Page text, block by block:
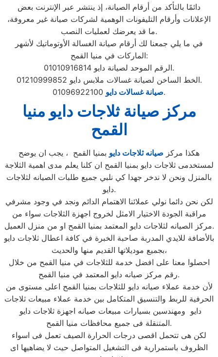
دائمًا بالتأكد من أرقام الصيانة، إذ ينتشر عبر الإنترنت بعض
الإعلانات وأرقام التليفونات الوهمية لشركات صيانة غير معروفة،
ما قد يعرضك لعمليات النصب.
في ما يلي جمعنا لك أرقام صيانة الغسالة الأوتوماتيك لأشهر
الماركات في منيا القمح:
الرقم الموحد لصيانة دايو 01010916814.
الخط الساخن لصيانة غسالات ملابس دايو 01210999852.
صيانة غسالات دايو01096922100.
مركز صيانة ثلاجات دايو منيا
القمح
هكذا مركز صيانه ثلاجات دايو بمنيا القمح ، يجب ان يوضح
لمستخدمى ثلاجات دايو بمنيا القمح ان كلنا يعلم مدى اهمية الثلاجة
بالمنزل ونحن لا ندخر جهدا كي نلبي جميع طلبات الصيانه لثلاجات
دايو.
لكن نحن دائما نولي عملائنا الاهتمام الدائم ونجد في وجود مشرفي
مراقبة الجودة الاختيار الامثل لخروج اجهزة الثلاجات سواء من
مركز الصيانه لثلاجات دايو المعتمد بمنيا القمح او من منزل العميل.
بالأضافة للايدي المدربة صاحبة الخبرة في كافة اعطال ثلاجات دايو
بجميع موديلاتها القديم منها والحديث،
احصلوا معنا على افضل خدمة للثلاجات في منيا القمح من خلال
رقم مركز صيانه دايو المعتمد في منيا القمح.
لأن خدمة عملاء صيانه دايو للثلاجات بمنيا القمح اعلى مستوى من
الحرفية للربط والتنسيق المتكامل بين خدمة عملاء مبيعات ثلاجات
دايو ومهندسين بسيارات مبيعات صيانه اجهزة ثلاجات دايو
المتنقلة فى جميع محافظات منيا القمح.
لكن هى تتحمل اقصى درجات الحرارة الصيف تعمل فى اسواء
الظروف باستمرارية فى التشغيل المتواصل حيث لا يضاهيها اى